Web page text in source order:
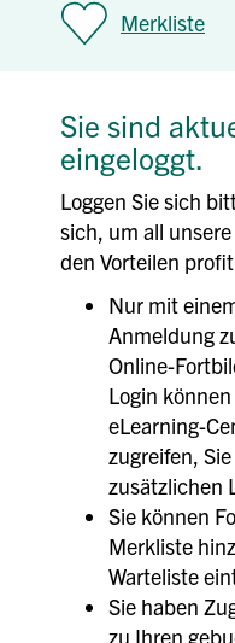
Merkliste
Sie sind
eingeloggt.
Loggen Sie sich
sich, um all
den Vorteilen
Nur mit
Anmeldung
Online-
Login
eLearning-
zugreifen,
zusätzlichen
Sie können
Merkliste
Warteliste
Sie haben
zu Ihren